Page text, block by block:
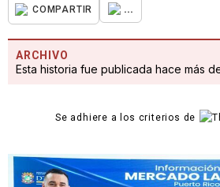
COMPARTIR ...
ARCHIVO
Esta historia fue publicada hace más
Se adhiere a los criterios de